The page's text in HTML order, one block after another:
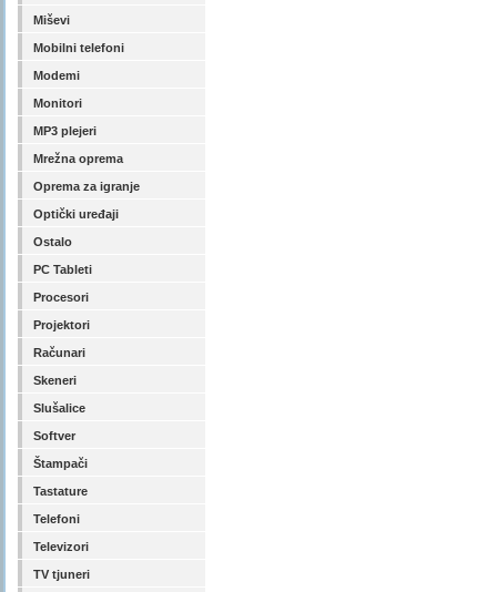
Miševi
Mobilni telefoni
Modemi
Monitori
MP3 plejeri
Mrežna oprema
Oprema za igranje
Optički uređaji
Ostalo
PC Tableti
Procesori
Projektori
Računari
Skeneri
Slušalice
Softver
Štampači
Tastature
Telefoni
Televizori
TV tjuneri